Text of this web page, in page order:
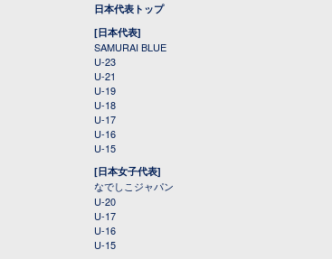
日本代表トップ
[日本代表]
SAMURAI BLUE
U-23
U-21
U-19
U-18
U-17
U-16
U-15
[日本女子代表]
なでしこジャパン
U-20
U-17
U-16
U-15